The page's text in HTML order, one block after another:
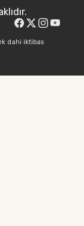
dahi iktibas